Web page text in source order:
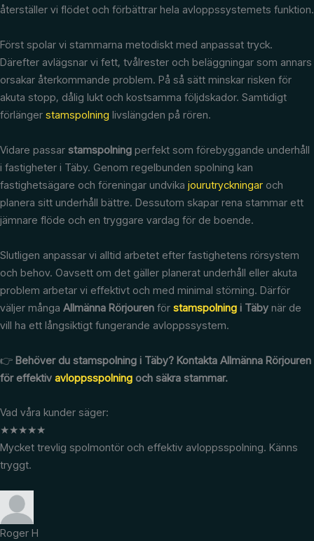
återställer vi flödet och förbättrar hela avloppssystemets funktion.
Först spolar vi stammarna metodiskt med anpassat tryck.
Därefter avlägsnar vi fett, tvålrester och beläggningar som annars
orsakar återkommande problem. På så sätt minskar risken för
akuta stopp, dålig lukt och kostsamma följdskador. Samtidigt
förlänger stamspolning livslängden på rören.
Vidare passar stamspolning perfekt som förebyggande underhåll
i fastigheter i Täby. Genom regelbunden spolning kan
fastighetsägare och föreningar undvika jourutryckningar och
planera sitt underhåll bättre. Dessutom skapar rena stammar ett
jämnare flöde och en tryggare vardag för de boende.
Slutligen anpassar vi alltid arbetet efter fastighetens rörsystem
och behov. Oavsett om det gäller planerat underhåll eller akuta
problem arbetar vi effektivt och med minimal störning. Därför
väljer många Allmänna Rörjouren för stamspolning i Täby när de
vill ha ett långsiktigt fungerande avloppssystem.
👉 Behöver du stamspolning i Täby? Kontakta Allmänna Rörjouren
för effektiv avloppsspolning och säkra stammar.
Vad våra kunder säger:
★★★★★
Mycket trevlig spolmontör och effektiv avloppsspolning. Känns
tryggt.
Roger H